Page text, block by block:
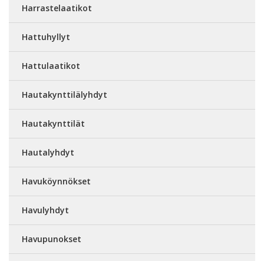
Harrastelaatikot
Hattuhyllyt
Hattulaatikot
Hautakynttilälyhdyt
Hautakynttilät
Hautalyhdyt
Havuköynnökset
Havulyhdyt
Havupunokset